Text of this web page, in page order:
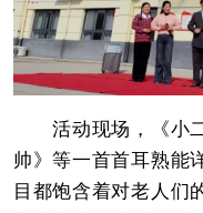
活动现场，《小二
帅》等一首首耳熟能
目都饱含着对老人们